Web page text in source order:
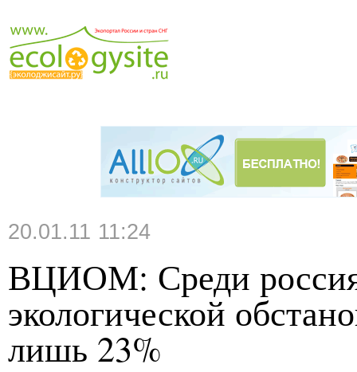
20.01.11 11:24
ВЦИОМ: Среди
экологической
лишь 23%